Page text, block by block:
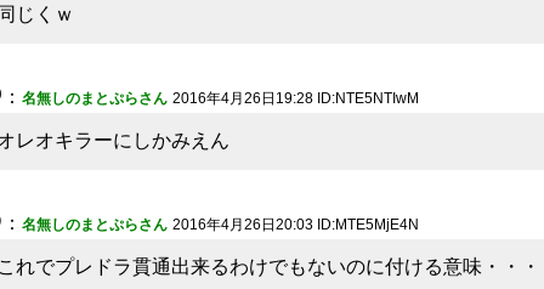
じくｗ
： 名無しのまとぷらさん 2016年4月26日19:28 ID:NTE5NTIwM
レオキラーにしかみえん
： 名無しのまとぷらさん 2016年4月26日20:03 ID:MTE5MjE4N
れでプレドラ貫通出来るわけでもないのに付ける意味・・・